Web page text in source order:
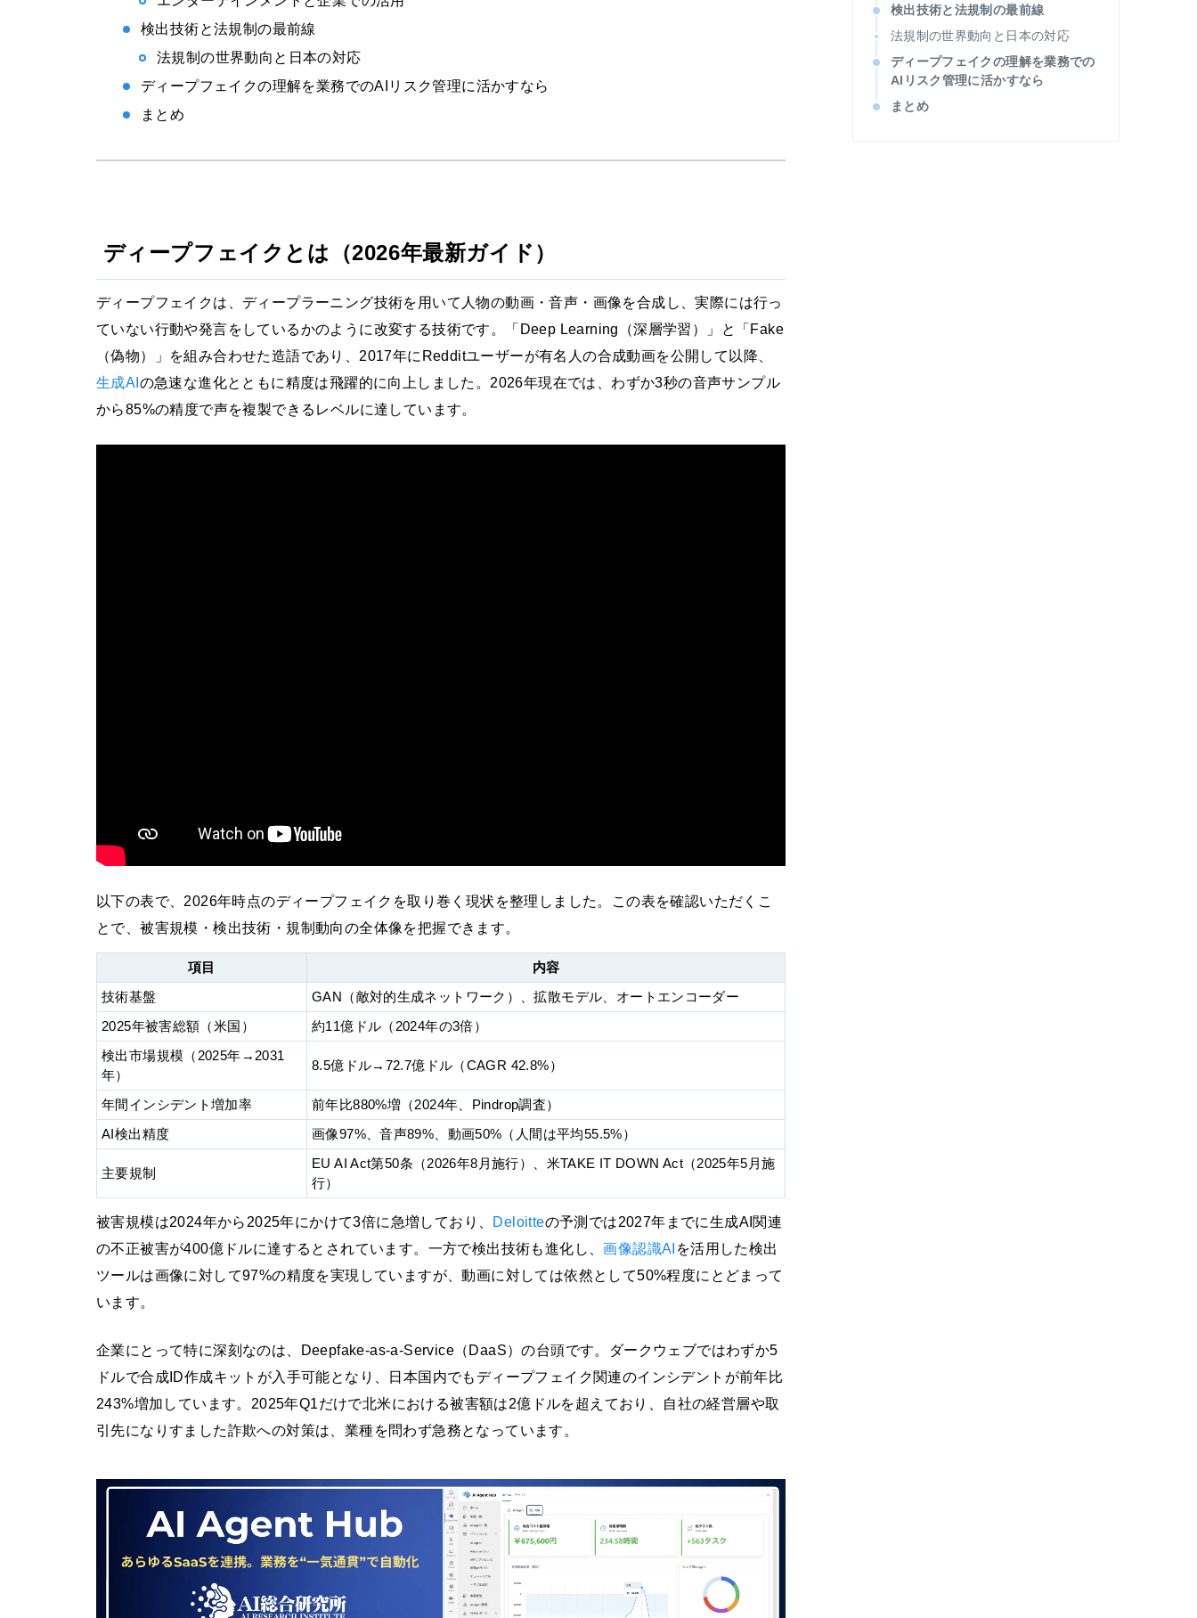
検出技術と法規制の最前線
法規制の世界動向と日本の対応
ディープフェイクの理解を業務でのAIリスク管理に活かすなら
まとめ
ディープフェイクとは（2026年最新ガイド）
ディープフェイクは、ディープラーニング技術を用いて人物の動画・音声・画像を合成し、実際には行っ
ていない行動や発言をしているかのように改変する技術です。「Deep Learning（深層学習）」と「Fake
（偽物）」を組み合わせた造語であり、2017年にRedditユーザーが有名人の合成動画を公開して以降、
生成AI の急速な進化とともに精度は飛躍的に向上しました。2026年現在では、わずか3秒の音声サンプル
から85%の精度で声を複製できるレベルに達しています。
以下の表で、2026年時点のディープフェイクを取り巻く現状を整理しました。この表を確認いただくこ
とで、被害規模・検出技術・規制動向の全体像を把握できます。
項目
内容
技術基盤
GAN（敵対的生成ネットワーク）、拡散モデル、オートエンコーダー
2025年被害総額（米国）
約11億ドル（2024年の3倍）
検出市場規模（2025年→2031
年）
8.5億ドル→72.7億ドル（CAGR 42.8%）
年間インシデント増加率
前年比880%増（2024年、Pindrop調査）
AI検出精度
画像97%、音声89%、動画50%（人間は平均55.5%）
主要規制
EU AI Act第50条（2026年8月施行）、米TAKE IT DOWN Act（2025年5月施
行）
被害規模は2024年から2025年にかけて3倍に急増しており、 Deloitteの予測では2027年までに生成AI関連
の不正被害が400億ドルに達するとされています。一方で検出技術も進化し、画像認識AI を活用した検出
ツールは画像に対して97%の精度を実現していますが、動画に対しては依然として50%程度にとどまって
います。
企業にとって特に深刻なのは、Deepfake-as-a-Service（DaaS）の台頭です。ダークウェブではわずか5
ドルで合成ID作成キットが入手可能となり、日本国内でもディープフェイク関連のインシデントが前年比
243%増加しています。2025年Q1だけで北米における被害額は2億ドルを超えており、自社の経営層や取
引先になりすました詐欺への対策は、業種を問わず急務となっています。
検出技術と法規制の最前線
法規制の世界動向と日本の対応
ディープフェイクの理解を業務での
AIリスク管理に活かすなら
まとめ